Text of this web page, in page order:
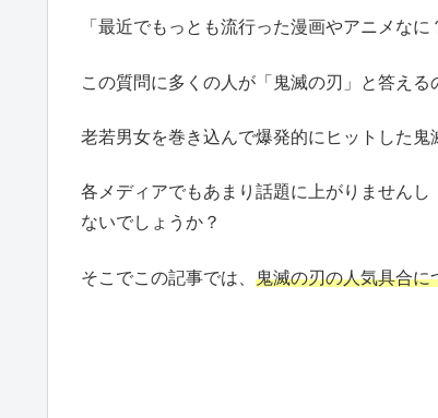
「最近でもっとも流行った漫画やアニメなに
この質問に多くの人が「鬼滅の刃」と答える
老若男女を巻き込んで爆発的にヒットした鬼
各メディアでもあまり話題に上がりません
ないでしょうか？
そこでこの記事では、 鬼滅の刃の人気具合に